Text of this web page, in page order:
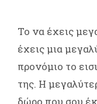
Το να έχεις
έχεις μια
προνόμιο το
της. Η
δώρο που σου